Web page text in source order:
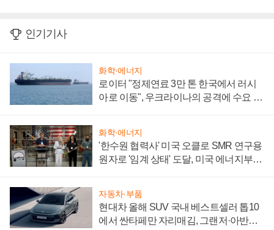
인기기사
화학·에너지
로이터 "정제연료 3만 톤 한국에서 러시
아로 이동", 우크라이나의 공격에 수요 늘
화학·에너지
'한수원 협력사' 미국 오클로 SMR 연구용
원자로 '임계 상태' 도달, 미국 에너지부
자동차·부품
현대차 올해 SUV 국내 베스트셀러 톱10
에서 싼타페만 자리매김, 그랜저·아반떼